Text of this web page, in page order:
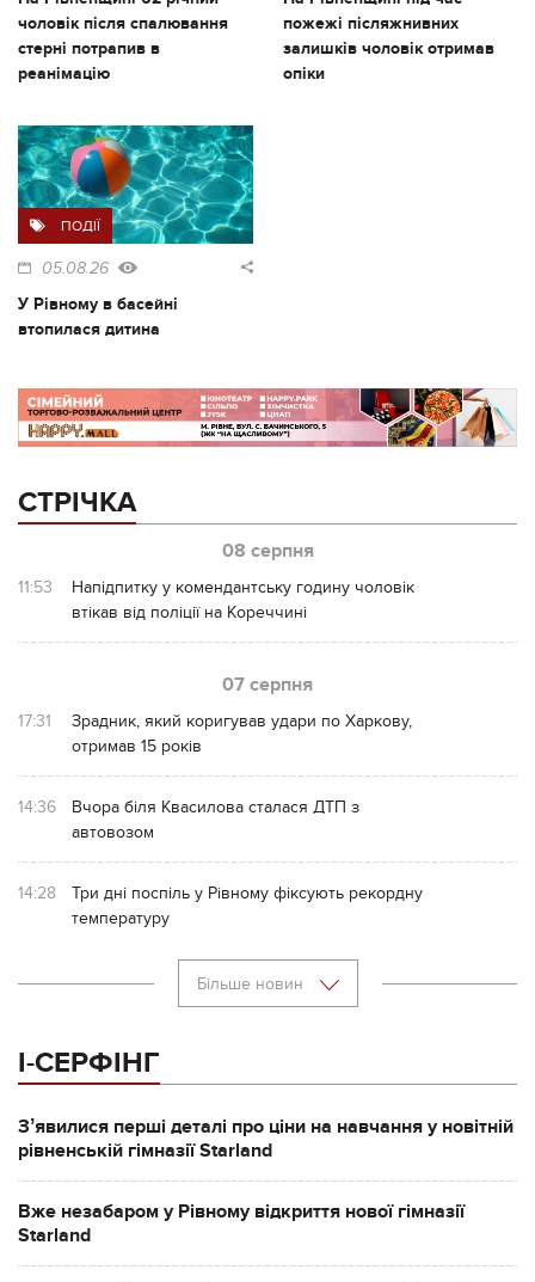
чоловік після спалювання
стерні потрапив в
реанімацію
пожежі післяжнивних
залишків чоловік отримав
опіки
ПОДІЇ
05.08.26
У Рівному в басейні
втопилася дитина
СТРІЧКА
08 серпня
11:53
Напідпитку у комендантську годину чоловік
втікав від поліції на Кореччині
07 серпня
17:31
Зрадник, який коригував удари по Харкову,
отримав 15 років
14:36
Вчора біля Квасилова сталася ДТП з
автовозом
14:28
Три дні поспіль у Рівному фіксують рекордну
температуру
Більше новин
І-СЕРФІНГ
Зʼявилися перші деталі про ціни на навчання у новітній
рівненській гімназії Starland
Вже незабаром у Рівному відкриття нової гімназії
Starland